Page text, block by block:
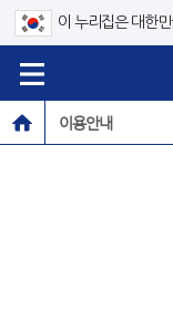
이 누리집은 대한
이용안내